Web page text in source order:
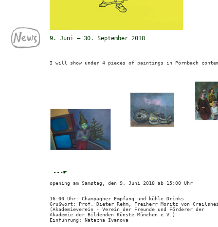
9. Juni – 30. September 2018
I will show under 4 pieces of paintings in Pörnbach
---☛
opening am Samstag, den 9. Juni 2018 ab 15:00 Uhr
16:00 Uhr: Champagner Empfang und kühle Drinks
Grußwort: Prof. Dieter Rehm, Freiherr Moritz von
(Akademieverein - Verein der Freunde und Förderer der
Akademie der Bildenden Künste München e.V.)
Einführung: Natacha Ivanova